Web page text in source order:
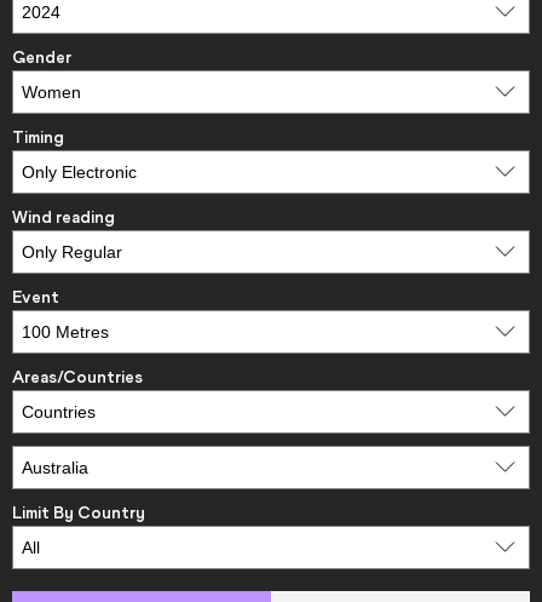
Gender
Timing
Wind reading
Event
Areas/Countries
Limit By Country